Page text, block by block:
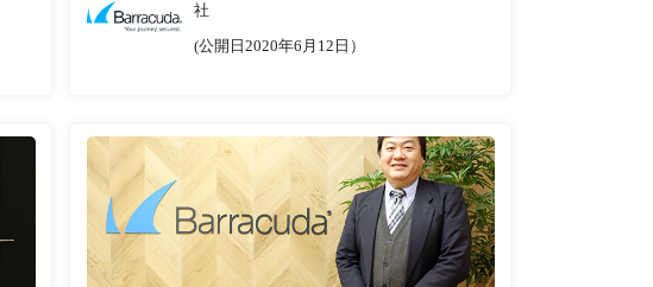
社
(公開日2020年6月12日）